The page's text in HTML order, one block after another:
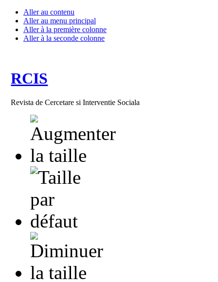
Aller au contenu
Aller au menu principal
Aller à la première colonne
Aller à la seconde colonne
RCIS
Revista de Cercetare si Interventie Sociala